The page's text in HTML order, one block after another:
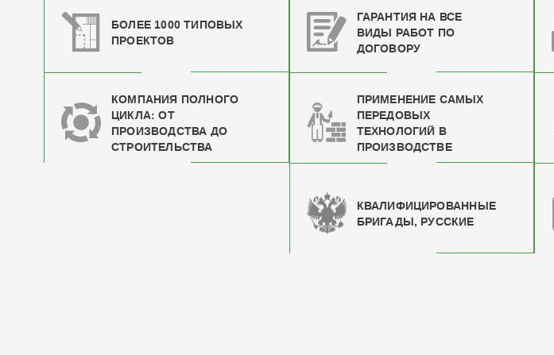
БОЛЕЕ 1000 ТИПОВЫХ
ПРОЕКТОВ
ГАРАНТИЯ НА ВСЕ
ВИДЫ РАБОТ ПО
ДОГОВОРУ
КОМПАНИЯ ПОЛНОГО
ЦИКЛА: ОТ
ПРОИЗВОДСТВА ДО
СТРОИТЕЛЬСТВА
ПРИМЕНЕНИЕ САМЫХ
ПЕРЕДОВЫХ
ТЕХНОЛОГИЙ В
ПРОИЗВОДСТВЕ
КВАЛИФИЦИРОВАННЫЕ
БРИГАДЫ, РУССКИЕ